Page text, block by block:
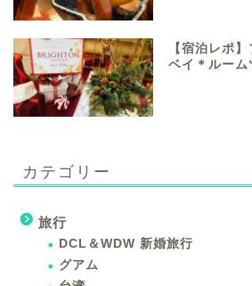
【宿泊レポ
ベイ＊ルーム
カテゴリー
旅行
DCL＆WDW 新婚旅行
グアム